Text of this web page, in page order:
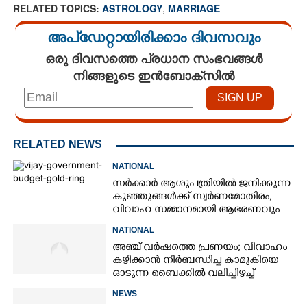
RELATED TOPICS: ASTROLOGY, MARRIAGE
അപ്ഡേറ്റായിരിക്കാം ദിവസവും
ഒരു ദിവസത്തെ പ്രധാന സംഭവങ്ങൾ
നിങ്ങളുടെ ഇൻബോക്സിൽ
RELATED NEWS
NATIONAL
സർക്കാർ ആശുപത്രിയിൽ ജനിക്കുന്ന
കുഞ്ഞുങ്ങൾക്ക് സ്വർണമോതിരം,
വിവാഹ സമ്മാനമായി ആഭരണവും
NATIONAL
അഞ്ച് വർഷത്തെ പ്രണയം; വിവാഹം
കഴിക്കാൻ നിർബന്ധിച്ച കാമുകിയെ
ഓടുന്ന ബൈക്കിൽ വലിച്ചിഴച്ച്
NEWS